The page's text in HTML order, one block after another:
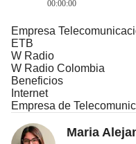
00:00:00
Empresa
ETB
W Radio
W Radio Colombia
Beneficios
Internet
Empresa de
Maria